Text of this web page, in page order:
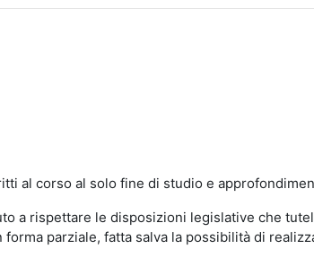
al corso al solo fine di studio e
a rispettare le disposizioni legislative che
parziale, fatta salva la possibilità di